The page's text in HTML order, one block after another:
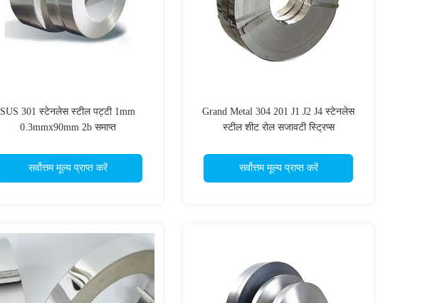
SUS 301 स्टेनलेस स्टील पट्टी 1mm
0.3mmx90mm 2b समाप्त
सर्वोत्तम मूल्य प्राप्त करें
Grand Metal 304 201 J1 J2 J4 स्टेनलेस
स्टील शीट रोल सजावटी स्ट्रिप्स
सर्वोत्तम मूल्य प्राप्त करें